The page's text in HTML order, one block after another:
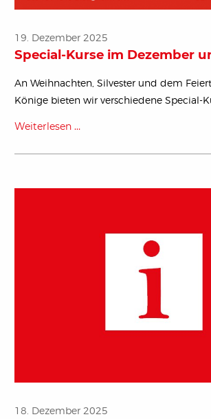
19. Dezember 2025
Special-Kurse im Dezember
An Weihnachten, Silvester und dem
Könige bieten wir verschiedene Special-
Weiterlesen …
18. Dezember 2025